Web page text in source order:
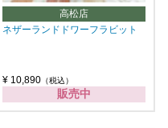
高松店
ネザーランドドワーフラビット
¥ 10,890 （税込）
販売中